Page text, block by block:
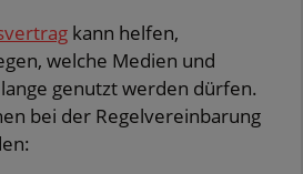
kann helfen,
welche Medien und
genutzt werden dürfen.
bei der Regelvereinbarung